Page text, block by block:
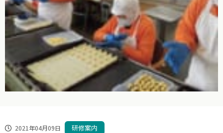
2021年04月09日 研修案内